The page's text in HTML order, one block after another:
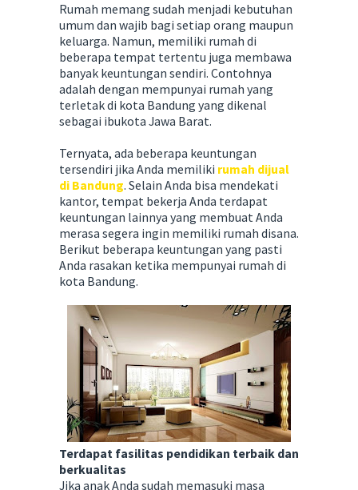
Rumah memang sudah menjadi kebutuhan
umum dan wajib bagi setiap orang maupun
keluarga. Namun, memiliki rumah di
beberapa tempat tertentu juga membawa
banyak keuntungan sendiri. Contohnya
adalah dengan mempunyai rumah yang
terletak di kota Bandung yang dikenal
sebagai ibukota Jawa Barat.
Ternyata, ada beberapa keuntungan
tersendiri jika Anda memiliki rumah dijual
di Bandung. Selain Anda bisa mendekati
kantor, tempat bekerja Anda terdapat
keuntungan lainnya yang membuat Anda
merasa segera ingin memiliki rumah disana.
Berikut beberapa keuntungan yang pasti
Anda rasakan ketika mempunyai rumah di
kota Bandung.
Terdapat fasilitas pendidikan terbaik dan
berkualitas
Jika anak Anda sudah memasuki masa